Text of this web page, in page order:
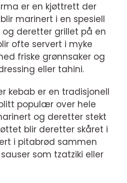
er en kjøttrett der
marinert i en spesiell
deretter grillet på en
ofte servert i myke
friske grønnsaker og
eller tahini.
kebab er en tradisjonell
populær over hele
og deretter stekt
blir deretter skåret i
i pitabrød sammen
som tzatziki eller